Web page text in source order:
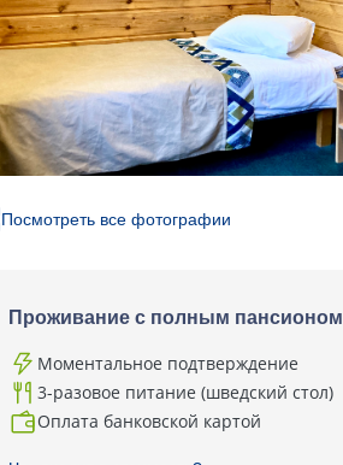
Посмотреть все фотографии
Проживание с полным пансионом
Моментальное подтверждение
3-разовое питание (шведский стол)
Оплата банковской картой